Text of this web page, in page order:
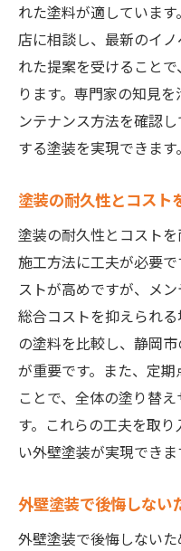
れた塗料が適していま
店に相談し、最新のイ
れた提案を受けること
ります。専門家の知見
ンテナンス方法を確認
する塗装を実現できます。
塗装の耐久性とコスト
塗装の耐久性とコスト
施工方法に工夫が必要
ストが高めですが、メ
総合コストを抑えられ
の塗料を比較し、静岡
が重要です。また、定
ことで、全体の塗り替
す。これらの工夫を取
い外壁塗装が実現できま
外壁塗装で後悔しない
外壁塗装で後悔しない